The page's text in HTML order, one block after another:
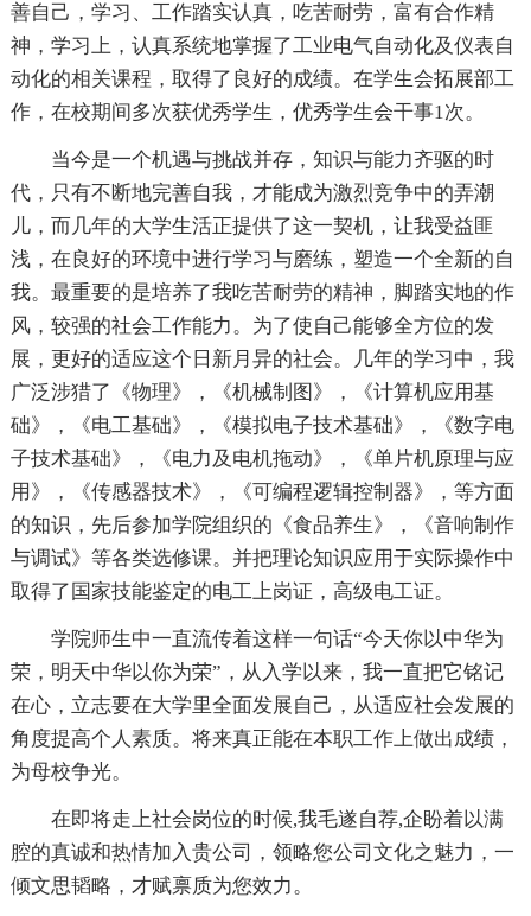
善自己，学习、工作踏实认真，吃苦耐劳，富有合作精
神，学习上，认真系统地掌握了工业电气自动化及仪表自
动化的相关课程，取得了良好的成绩。在学生会拓展部工
作，在校期间多次获优秀学生，优秀学生会干事1次。
当今是一个机遇与挑战并存，知识与能力齐驱的时
代，只有不断地完善自我，才能成为激烈竞争中的弄潮
儿，而几年的大学生活正提供了这一契机，让我受益匪
浅，在良好的环境中进行学习与磨练，塑造一个全新的自
我。最重要的是培养了我吃苦耐劳的精神，脚踏实地的作
风，较强的社会工作能力。为了使自己能够全方位的发
展，更好的适应这个日新月异的社会。几年的学习中，我
广泛涉猎了《物理》，《机械制图》，《计算机应用基
础》，《电工基础》，《模拟电子技术基础》，《数字电
子技术基础》，《电力及电机拖动》，《单片机原理与应
用》，《传感器技术》，《可编程逻辑控制器》，等方面
的知识，先后参加学院组织的《食品养生》，《音响制作
与调试》等各类选修课。并把理论知识应用于实际操作中
取得了国家技能鉴定的电工上岗证，高级电工证。
学院师生中一直流传着这样一句话“今天你以中华为
荣，明天中华以你为荣”，从入学以来，我一直把它铭记
在心，立志要在大学里全面发展自己，从适应社会发展的
角度提高个人素质。将来真正能在本职工作上做出成绩，
为母校争光。
在即将走上社会岗位的时候,我毛遂自荐,企盼着以满
腔的真诚和热情加入贵公司，领略您公司文化之魅力，一
倾文思韬略，才赋禀质为您效力。